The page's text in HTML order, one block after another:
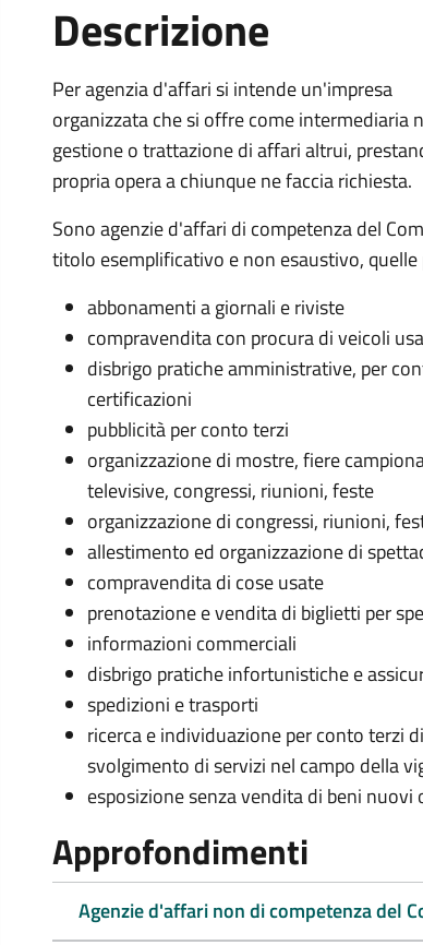
Descrizione
Per agenzia d'affari si intende un'impresa
organizzata che si offre come intermediaria
gestione o trattazione di affari altrui,
propria opera a chiunque ne faccia richiesta.
Sono agenzie d'affari di competenza del
titolo esemplificativo e non esaustivo, quelle
abbonamenti a giornali e riviste
compravendita con procura di veicoli
disbrigo pratiche amministrative, per
certificazioni
pubblicità per conto terzi
organizzazione di mostre, fiere
televisive, congressi, riunioni, feste
organizzazione di congressi, riunioni,
allestimento ed organizzazione di
compravendita di cose usate
prenotazione e vendita di biglietti per
informazioni commerciali
disbrigo pratiche infortunistiche e
spedizioni e trasporti
ricerca e individuazione per conto terzi
svolgimento di servizi nel campo della
esposizione senza vendita di beni nuovi
Approfondimenti
Agenzie d'affari non di competenza del